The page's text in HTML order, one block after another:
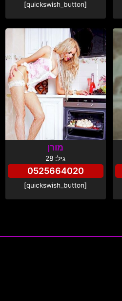
[quickswish_button]
מורן
גיל: 28
0525664020
[quickswish_button]